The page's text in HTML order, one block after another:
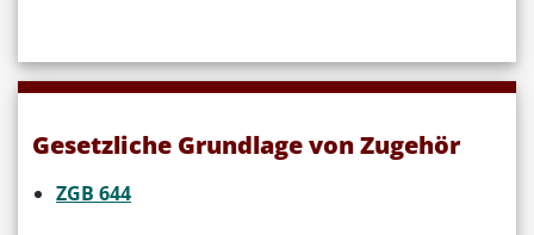
Gesetzliche Grundlage von Zugehör
ZGB 644